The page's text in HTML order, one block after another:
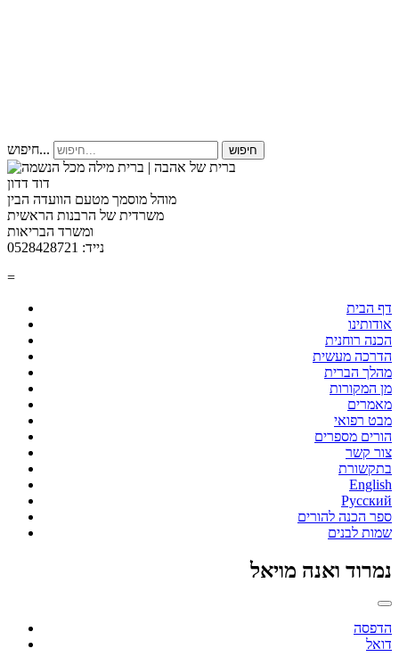
חיפוש... חיפוש
דוד דדון
מוהל מוסמך מטעם הוועדה הבין
משרדית של הרבנות הראשית
ומשרד הבריאות
נייד: 0528428721
=
דף הבית
אודותינו
הכנה רוחנית
הדרכה מעשית
מהלך הברית
מן המקורות
מאמרים
מבט רפואי
הורים מספרים
צור קשר
בתקשורת
English
Русский
ספר הכנה להורים
שמות לבנים
נמרוד ואנה מויאל
הדפסה
דואל